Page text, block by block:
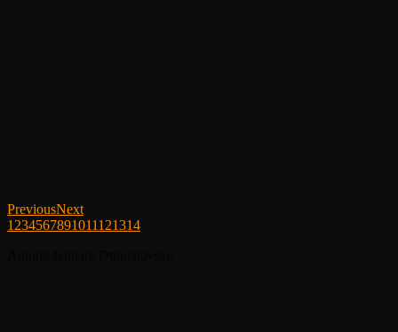
PreviousNext
1 234567891011121314